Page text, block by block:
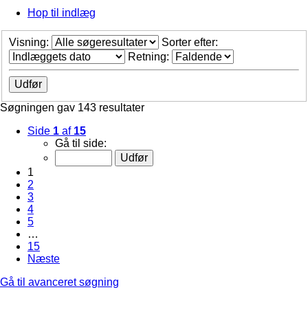
Hop til indlæg
Visning:
Sorter efter:
Retning:
Søgningen gav 143 resultater
Side 1 af 15
Gå til side:
1
2
3
4
5
…
15
Næste
Gå til avanceret søgning